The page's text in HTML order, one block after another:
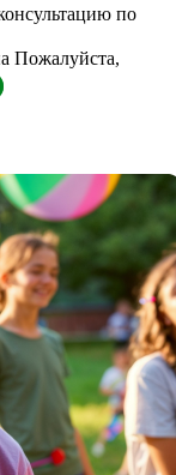
по
Пожалуйста,